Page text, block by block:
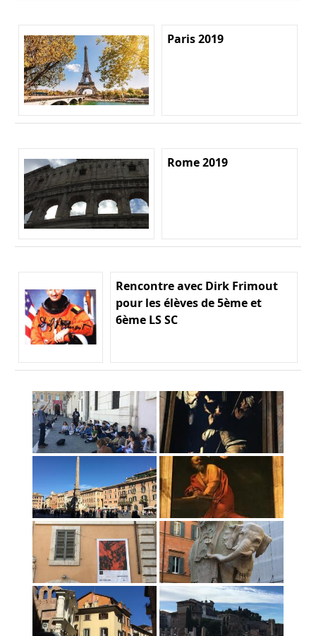
Paris 2019
Rome 2019
Rencontre avec Dirk Frimout
pour les élèves de 5ème et
6ème LS SC